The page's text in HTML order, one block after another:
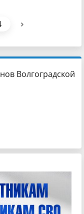
›
Волгоградской